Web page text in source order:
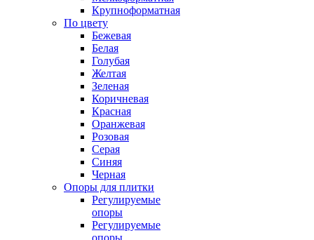
Крупноформатная
По цвету
Бежевая
Белая
Голубая
Желтая
Зеленая
Коричневая
Красная
Оранжевая
Розовая
Серая
Синяя
Черная
Опоры для плитки
Регулируемые
опоры
Регулируемые
опоры